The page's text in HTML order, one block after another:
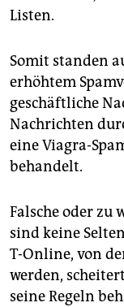
Listen.
Somit standen
erhöhtem
geschäftliche
Nachrichten
eine Viagra-
behandelt.
Falsche oder zu
sind keine
T-Online, von
werden,
seine Regeln